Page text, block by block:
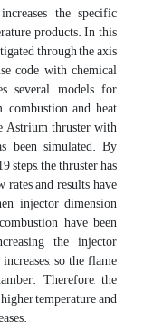
the specific
products. In this
through the axis
code with chemical
several models for
and heat
Astrium thruster with
been simulated. By
steps, the thruster has
and results have
injector dimension
have been
the injector
so the flame
Therefore, the
temperature and